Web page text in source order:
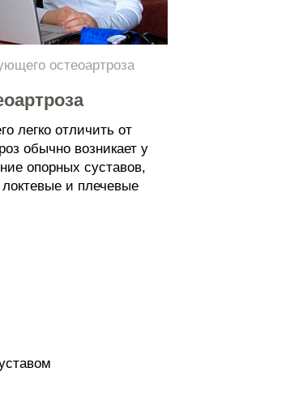
остеоартроза
легко отличить от
обычно возникает у
опорных суставов,
и плечевые